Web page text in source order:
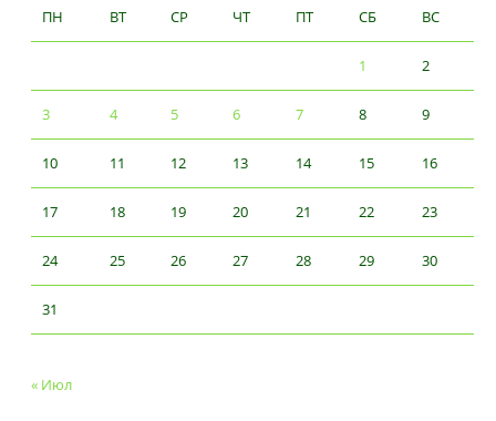
ПН
ВТ СР ЧТ ПТ СБ ВС
1 2
3 4 5 6 7 8 9
10 11 12 13 14 15 16
17 18 19 20 21 22 23
24 25 26 27 28 29 30
31
« Июл